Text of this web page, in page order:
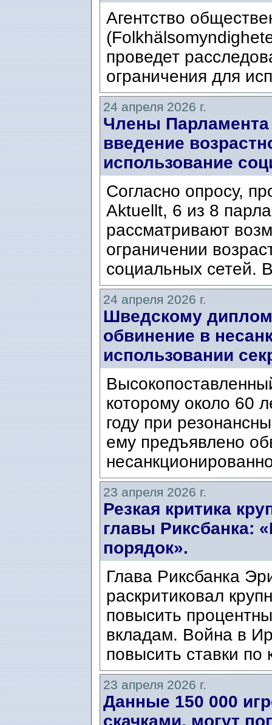
Агентство
проведет
ограничения для
24 апреля 2026 г.
Члены
введение
использование
Согласно опросу,
Aktuellt, 6 из 8
рассматривают
ограничении
социальных сетей.
24 апреля 2026 г.
Шведскому
обвинение в
использовании
которому около 60
году при
ему предъявлено
23 апреля 2026 г.
Резкая критика
главы Риксбанка:
порядок».
Глава Риксбанка
раскритиковал
повысить
вкладам. Война в
повысить ставки по
23 апреля 2026 г.
Данные 150 000
скачками, могут